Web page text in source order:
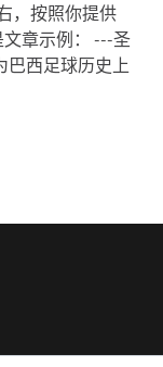
，按照你提供
章示例： ---圣
巴西足球历史上